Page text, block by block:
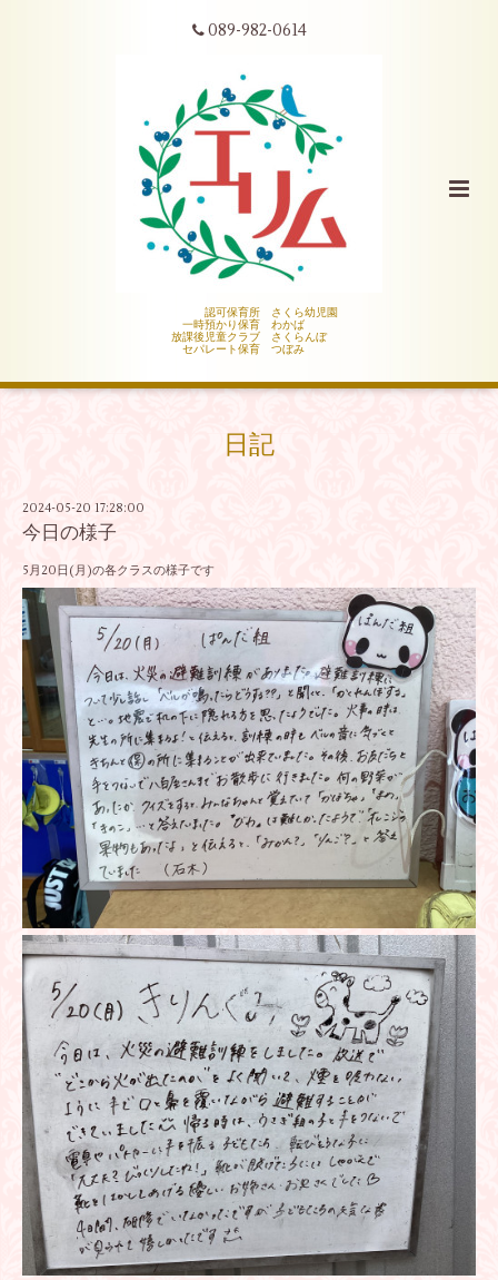
089-982-0614
認可保育所 さくら幼児園
一時預かり保育 わかば
放課後児童クラブ さくらんぼ
セパレート保育 つぼみ
日記
2024-05-20 17:28:00
今日の様子
5月20日(月)の各クラスの様子です